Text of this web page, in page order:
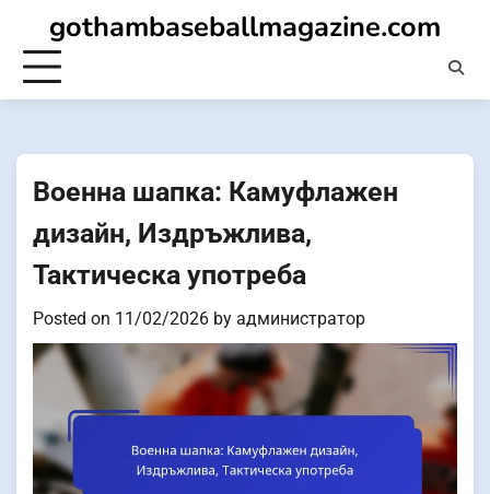
content
gothambaseballmagazine.com
Военна шапка: Камуфлажен
дизайн, Издръжлива,
Тактическа употреба
Posted on 11/02/2026 by администратор